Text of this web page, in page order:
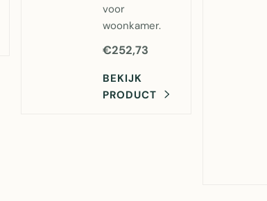
voor
woonkamer.
€252,73
BEKIJK
PRODUCT